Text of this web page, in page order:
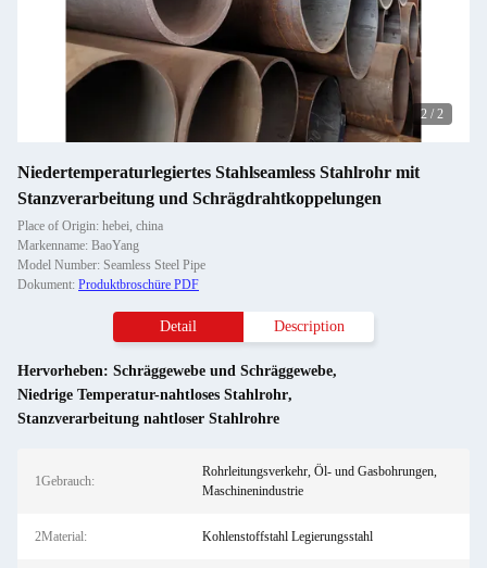
2 / 2
Niedertemperaturlegiertes Stahlseamless Stahlrohr mit
Stanzverarbeitung und Schrägdrahtkoppelungen
Place of Origin: hebei, china
Markenname: BaoYang
Model Number: Seamless Steel Pipe
Dokument: Produktbroschüre PDF
Detail Description
Hervorheben: Schräggewebe und Schräggewebe,
Niedrige Temperatur-nahtloses Stahlrohr,
Stanzverarbeitung nahtloser Stahlrohre
1Gebrauch:
Rohrleitungsverkehr, Öl- und Gasbohrungen,
Maschinenindustrie
2Material: Kohlenstoffstahl Legierungsstahl